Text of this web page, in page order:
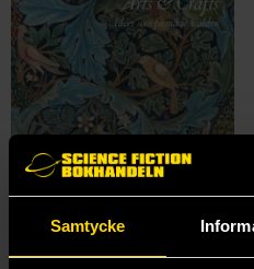
Samtycke Arts & Crafts: idéer som formade världen
Suzanne Fagence Cooper